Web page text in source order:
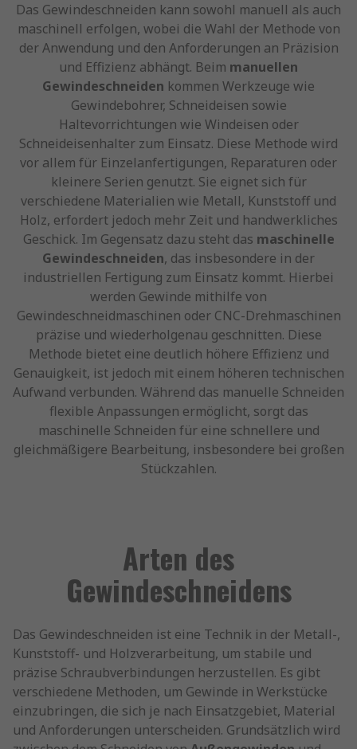
Das Gewindeschneiden kann sowohl manuell als auch
maschinell erfolgen, wobei die Wahl der Methode von
der Anwendung und den Anforderungen an Präzision
und Effizienz abhängt. Beim manuellen
Gewindeschneiden kommen Werkzeuge wie
Gewindebohrer, Schneideisen sowie
Haltevorrichtungen wie Windeisen oder
Schneideisenhalter zum Einsatz. Diese Methode wird
vor allem für Einzelanfertigungen, Reparaturen oder
kleinere Serien genutzt. Sie eignet sich für
verschiedene Materialien wie Metall, Kunststoff und
Holz, erfordert jedoch mehr Zeit und handwerkliches
Geschick. Im Gegensatz dazu steht das maschinelle
Gewindeschneiden, das insbesondere in der
industriellen Fertigung zum Einsatz kommt. Hierbei
werden Gewinde mithilfe von
Gewindeschneidmaschinen oder CNC-Drehmaschinen
präzise und wiederholgenau geschnitten. Diese
Methode bietet eine deutlich höhere Effizienz und
Genauigkeit, ist jedoch mit einem höheren technischen
Aufwand verbunden. Während das manuelle Schneiden
flexible Anpassungen ermöglicht, sorgt das
maschinelle Schneiden für eine schnellere und
gleichmäßigere Bearbeitung, insbesondere bei großen
Stückzahlen.
Arten des
Gewindeschneidens
Das Gewindeschneiden ist eine Technik in der Metall-,
Kunststoff- und Holzverarbeitung, um stabile und
präzise Schraubverbindungen herzustellen. Es gibt
verschiedene Methoden, um Gewinde in Werkstücke
einzubringen, die sich je nach Einsatzgebiet, Material
und Anforderungen unterscheiden. Grundsätzlich wird